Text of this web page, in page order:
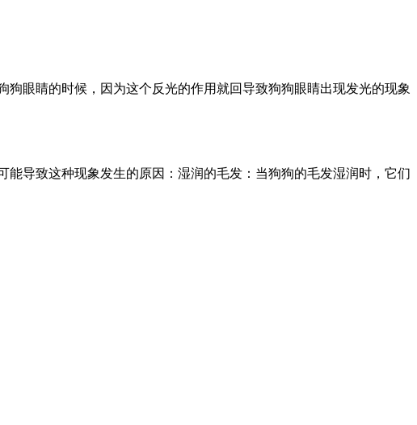
眼睛的时候，因为这个反光的作用就回导致狗狗眼睛出现发光的现象
导致这种现象发生的原因：湿润的毛发：当狗狗的毛发湿润时，它们